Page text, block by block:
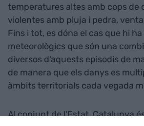
temperatures altes amb cops de
violentes amb pluja i pedra,
Fins i tot, es dóna el cas que hi
meteorològics que són una
diversos d'aquests episodis de
de manera que els danys es
àmbits territorials cada vegada
Al conjunt de l'Estat, Catalunya